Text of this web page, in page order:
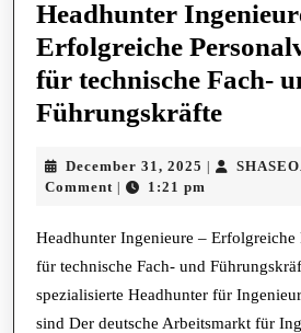
Headhunter
Erfolgreiche
für technische Fach-
Führungskräfte
–
für
December 31, 2025 December
31,
|
Comment | 1:21 pm
Headhunter Ingenieure – Erfolgreiche
für technische Fach- und
spezialisierte Headhunter für
sind Der deutsche Arbeitsmarkt für